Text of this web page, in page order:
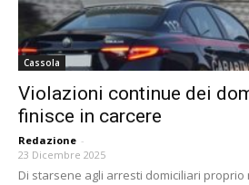
Cassola
Violazioni continue dei
finisce in carcere
Redazione -
23 Dicembre 2025
Di starsene agli arresti domiciliari